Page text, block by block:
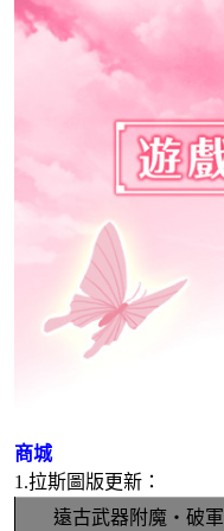
商城
1.拉斯圖版更新：
遠古武器附魔‧破軍